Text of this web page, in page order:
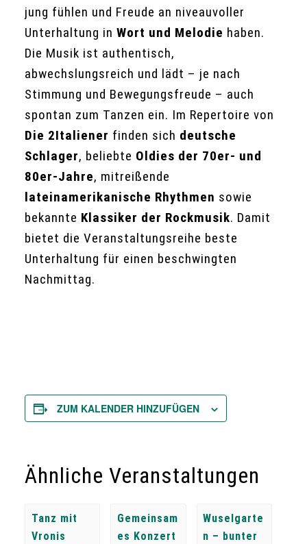
jung fühlen und Freude an niveauvoller
Unterhaltung in Wort und Melodie haben.
Die Musik ist authentisch,
abwechslungsreich und lädt – je nach
Stimmung und Bewegungsfreude – auch
spontan zum Tanzen ein. Im Repertoire von
Die 2Italiener finden sich deutsche
Schlager, beliebte Oldies der 70er- und
80er-Jahre, mitreißende
lateinamerikanische Rhythmen sowie
bekannte Klassiker der Rockmusik. Damit
bietet die Veranstaltungsreihe beste
Unterhaltung für einen beschwingten
Nachmittag.
ZUM KALENDER HINZUFÜGEN
Ähnliche Veranstaltungen
Tanz mit
Vronis
Gemeinsam
es Konzert
Wuselgarte
n – bunter